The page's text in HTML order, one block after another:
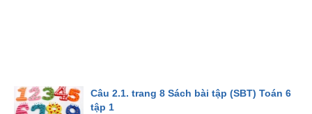
Câu 2.1. trang 8 Sách bài tập (SBT) Toán 6
tập 1